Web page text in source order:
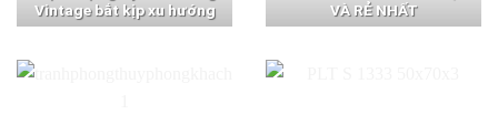
Vintage bắt kịp xu hướng
VÀ RẺ NHẤT